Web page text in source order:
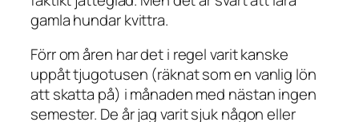
gamla hundar kvittra.
Förr om åren har det i regel varit kanske
uppåt tjugotusen (räknat som en vanlig lön
att skatta på) i månaden med nästan ingen
semester. De år jag varit sjuk någon eller